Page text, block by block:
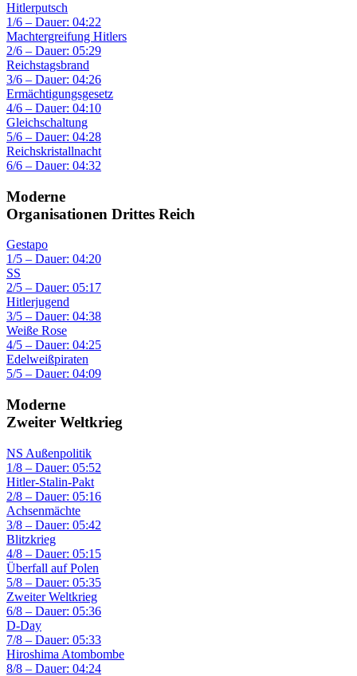
Hitlerputsch
1/6 – Dauer: 04:22
Machtergreifung Hitlers
2/6 – Dauer: 05:29
Reichstagsbrand
3/6 – Dauer: 04:26
Ermächtigungsgesetz
4/6 – Dauer: 04:10
Gleichschaltung
5/6 – Dauer: 04:28
Reichskristallnacht
6/6 – Dauer: 04:32
Moderne
Organisationen Drittes Reich
Gestapo
1/5 – Dauer: 04:20
SS
2/5 – Dauer: 05:17
Hitlerjugend
3/5 – Dauer: 04:38
Weiße Rose
4/5 – Dauer: 04:25
Edelweißpiraten
5/5 – Dauer: 04:09
Moderne
Zweiter Weltkrieg
NS Außenpolitik
1/8 – Dauer: 05:52
Hitler-Stalin-Pakt
2/8 – Dauer: 05:16
Achsenmächte
3/8 – Dauer: 05:42
Blitzkrieg
4/8 – Dauer: 05:15
Überfall auf Polen
5/8 – Dauer: 05:35
Zweiter Weltkrieg
6/8 – Dauer: 05:36
D-Day
7/8 – Dauer: 05:33
Hiroshima Atombombe
8/8 – Dauer: 04:24